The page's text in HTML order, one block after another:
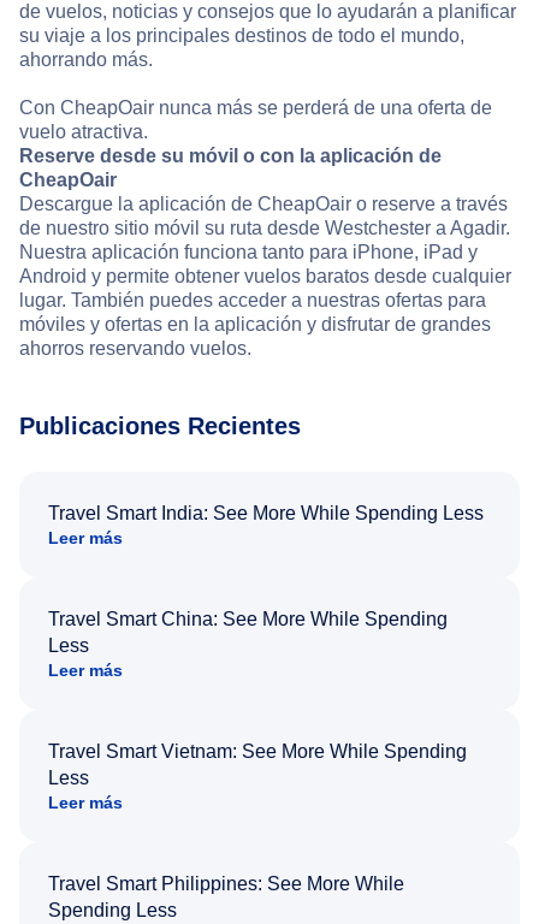
de vuelos, noticias y consejos que lo ayudarán a planificar
su viaje a los principales destinos de todo el mundo,
ahorrando más.
Con CheapOair nunca más se perderá de una oferta de
vuelo atractiva.
Reserve desde su móvil o con la aplicación de
CheapOair
Descargue la aplicación de CheapOair o reserve a través
de nuestro sitio móvil su ruta desde Westchester a Agadir.
Nuestra aplicación funciona tanto para iPhone, iPad y
Android y permite obtener vuelos baratos desde cualquier
lugar. También puedes acceder a nuestras ofertas para
móviles y ofertas en la aplicación y disfrutar de grandes
ahorros reservando vuelos.
Publicaciones Recientes
Travel Smart India: See More While Spending Less
Leer más
Travel Smart China: See More While Spending
Less
Leer más
Travel Smart Vietnam: See More While Spending
Less
Leer más
Travel Smart Philippines: See More While
Spending Less